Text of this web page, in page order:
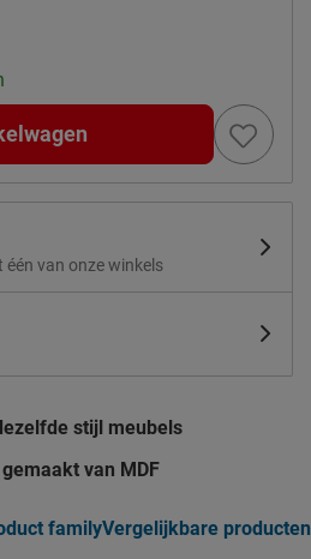
van onze winkels
stijl meubels
van MDF
familyVergelijkbare producten